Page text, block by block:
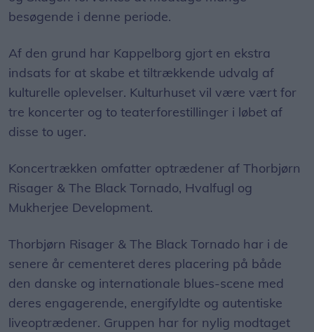
besøgende i denne periode.
Af den grund har Kappelborg gjort en ekstra
indsats for at skabe et tiltrækkende udvalg af
kulturelle oplevelser. Kulturhuset vil være vært for
tre koncerter og to teaterforestillinger i løbet af
disse to uger.
Koncertrækken omfatter optrædener af Thorbjørn
Risager & The Black Tornado, Hvalfugl og
Mukherjee Development.
Thorbjørn Risager & The Black Tornado har i de
senere år cementeret deres placering på både
den danske og internationale blues-scene med
deres engagerende, energifyldte og autentiske
liveoptrædener. Gruppen har for nylig modtaget